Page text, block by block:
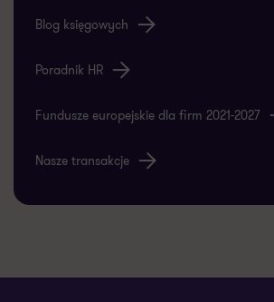
Blog księgowych
Poradnik HR
Fundusze europejskie dla firm 2021-2027
Nasze transakcje